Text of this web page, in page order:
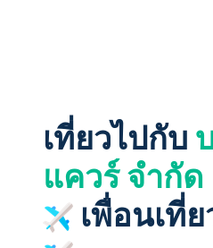
เที่ยวไปกับ
แควร์ จำกัด
เพื่อนเที่